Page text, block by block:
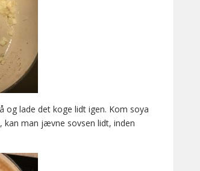
lade det koge lidt igen. Kom soya
kan man jævne sovsen lidt, inden